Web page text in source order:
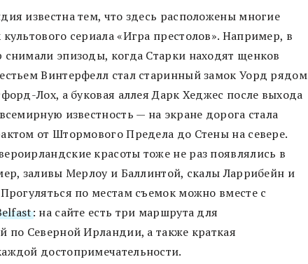
известна тем, что здесь расположены многие
сериала «Игра престолов». Например, в
эпизоды, когда Старки находят щенков
Винтерфелл стал старинный замок Уорд рядом
Лох, а буковая аллея Дарк Хеджес после выхода
известность — на экране дорога стала
от Штормового Предела до Стены на севере.
красоты тоже не раз появлялись в
заливы Мерлоу и Баллинтой, скалы Ларрибейн и
по местам съемок можно вместе с
: на сайте есть три маршрута для
по Северной Ирландии, а также краткая
достопримечательности.